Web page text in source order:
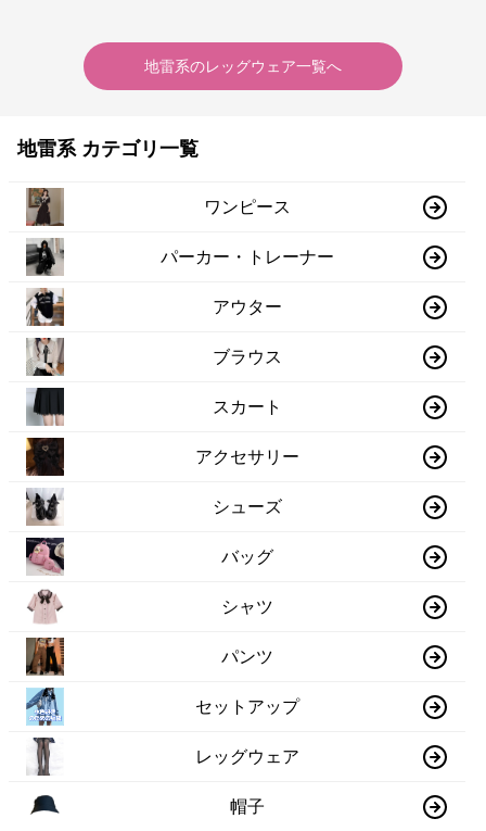
地雷系のレッグウェア一覧へ
地雷系 カテゴリ一覧
ワンピース
パーカー・トレーナー
アウター
ブラウス
スカート
アクセサリー
シューズ
バッグ
シャツ
パンツ
セットアップ
レッグウェア
帽子